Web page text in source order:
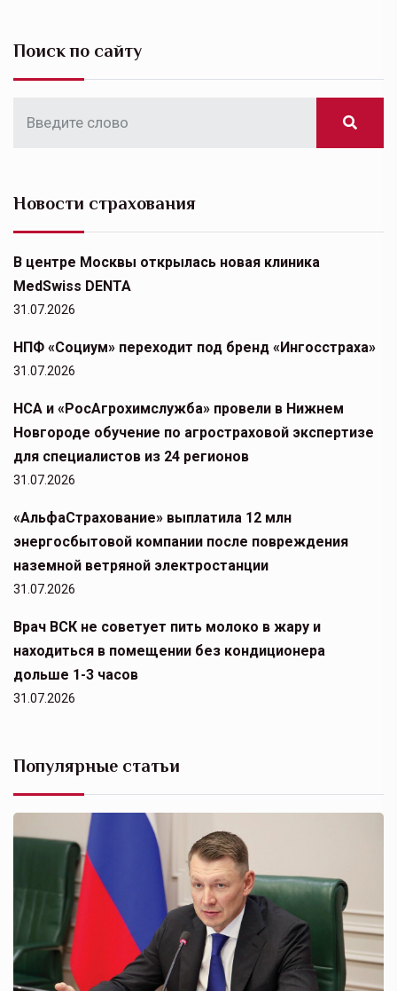
Поиск по сайту
Новости страхования
В центре Москвы открылась новая клиника
MedSwiss DENTA
31.07.2026
НПФ «Социум» переходит под бренд «Ингосстраха»
31.07.2026
НСА и «РосАгрохимслужба» провели в Нижнем
Новгороде обучение по агростраховой экспертизе
для специалистов из 24 регионов
31.07.2026
«АльфаСтрахование» выплатила 12 млн
энергосбытовой компании после повреждения
наземной ветряной электростанции
31.07.2026
Врач ВСК не советует пить молоко в жару и
находиться в помещении без кондиционера
дольше 1-3 часов
31.07.2026
Популярные статьи